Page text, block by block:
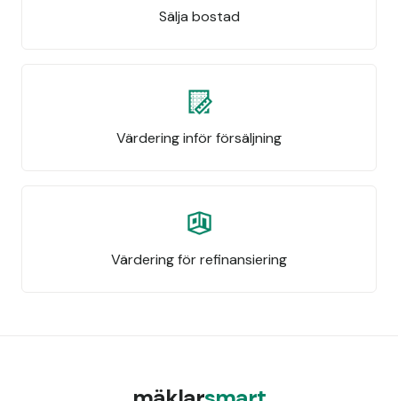
Sälja bostad
Värdering inför försäljning
Värdering för refinansiering